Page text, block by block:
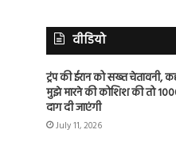
वीडियो
ट्रंप की ईरान को सख्त चेतावनी,
मुझे मारने की कोशिश की तो
दाग दी जाएंगी
July 11, 2026